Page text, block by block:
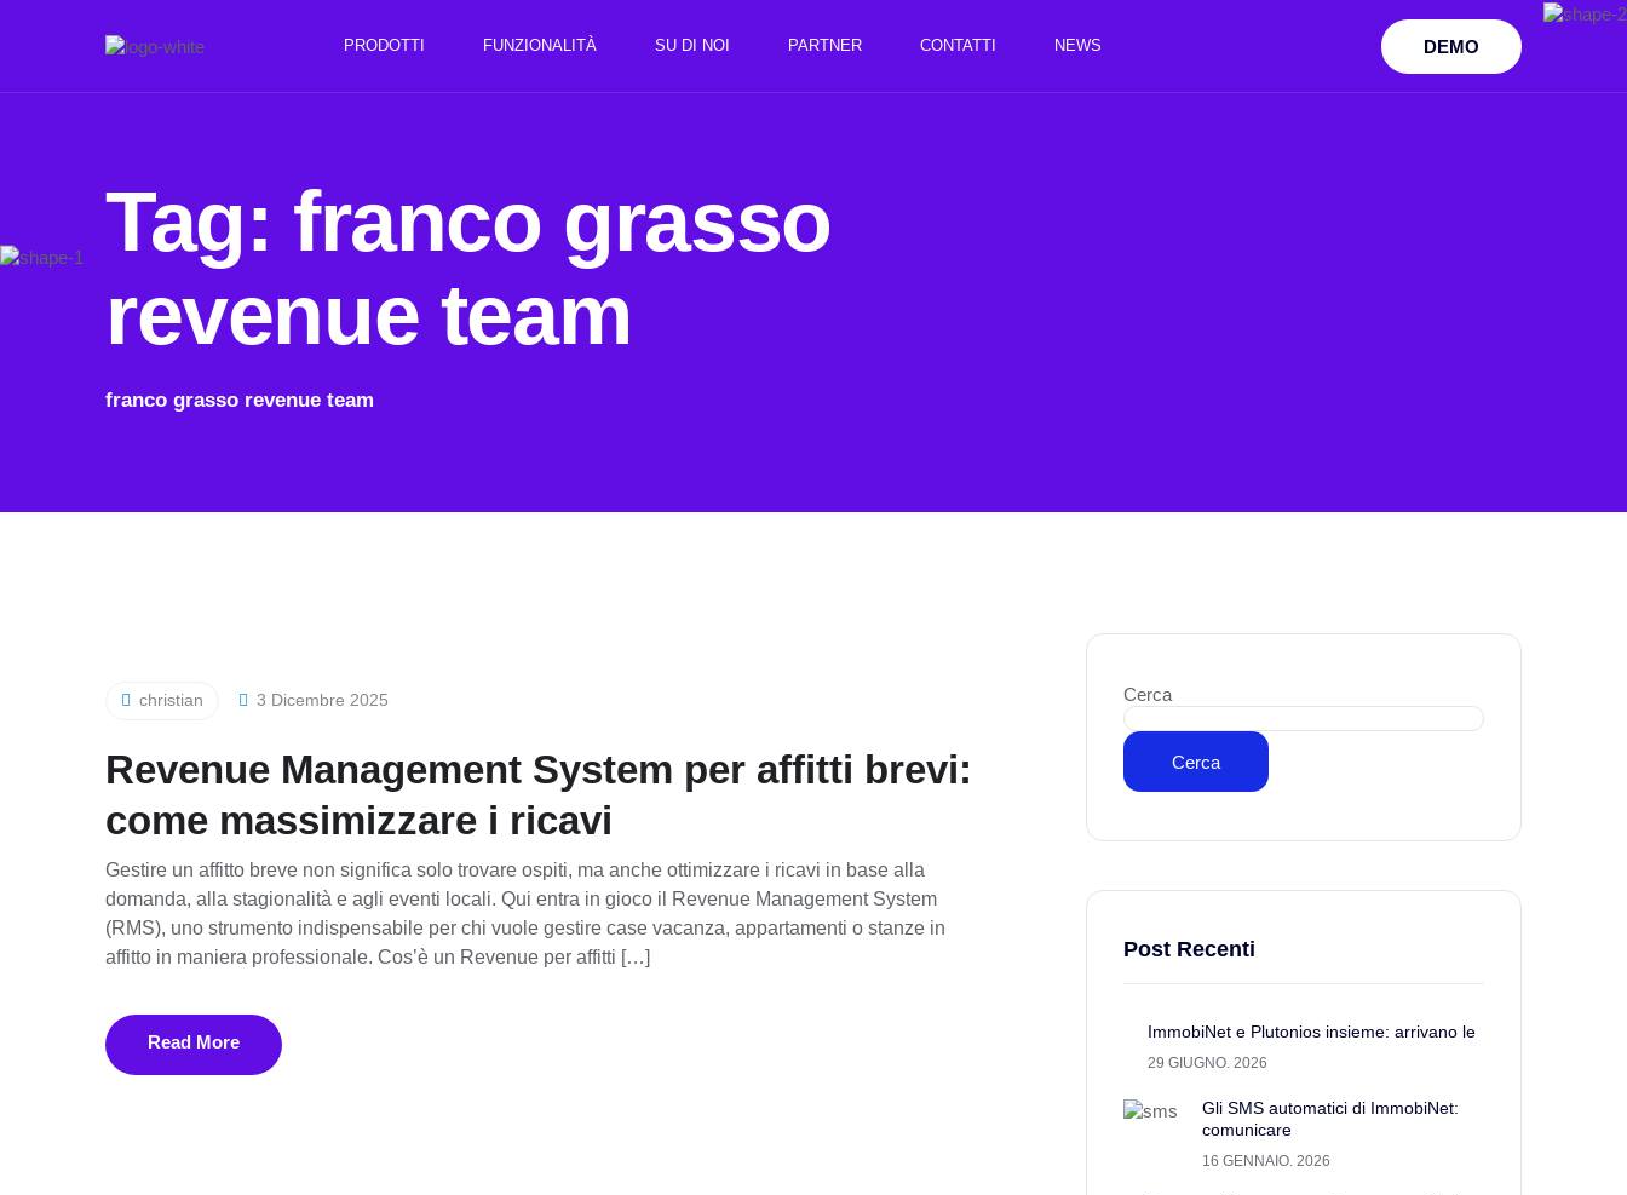
PRODOTTI FUNZIONALITÀ SU DI NOI PARTNER CONTATTI NEWS DEMO
Tag: franco grasso
revenue team
franco grasso revenue team
christian 3 Dicembre 2025
Revenue Management System per affitti brevi:
come massimizzare i ricavi
Gestire un affitto breve non significa solo trovare ospiti, ma anche ottimizzare i ricavi in base alla
domanda, alla stagionalità e agli eventi locali. Qui entra in gioco il Revenue Management System
(RMS), uno strumento indispensabile per chi vuole gestire case vacanza, appartamenti o stanze in
affitto in maniera professionale. Cos’è un Revenue per affitti […]
Read More
Cerca
Cerca
Post Recenti
ImmobiNet e Plutonios insieme: arrivano le
29 GIUGNO. 2026
Gli SMS automatici di ImmobiNet:
comunicare
16 GENNAIO. 2026